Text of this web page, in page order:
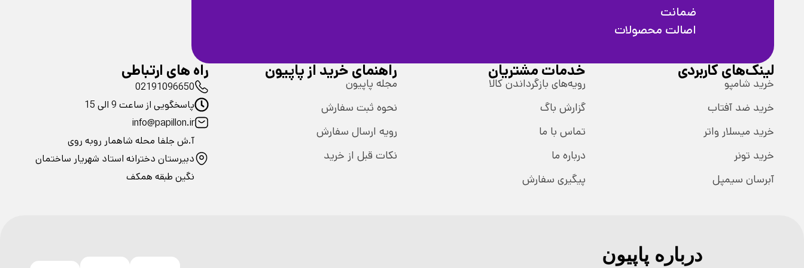
ضمانت
اصالت محصولات
لینک‌های کاربردی
خرید شامپو
خرید ضد آفتاب
خرید میسلار واتر
خرید تونر
آبرسان سیمپل
خدمات مشتریان
رویه‌های بازگرداندن کالا
گزارش باگ
تماس با ما
درباره ما
پیگیری سفارش
راهنمای خرید از پاپیون
مجله پاپیون
نحوه ثبت سفارش
رویه ارسال سفارش
نکات قبل از خرید
راه های ارتباطی
02191096650
پاسخگویی از ساعت 9 الی 15
info@papillon.ir
آ.ش جلفا محله شاهمار روبه روی
دبیرستان دخترانه استاد شهریار ساختمان
نگین طبقه همکف
درباره پاپیون